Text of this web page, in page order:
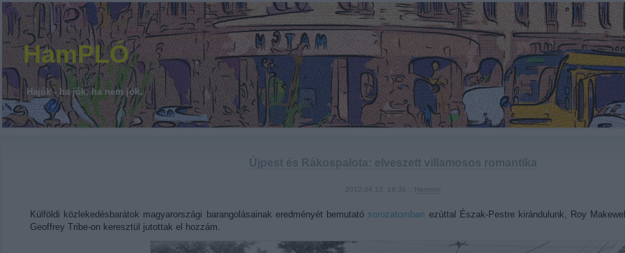
HamPLÓ
Hajók - ha jók, ha nem jók.
Újpest és Rákospalota: elveszett villamosos romantika
2012.04.13. 19:30 :: Hamster
Külföldi közlekedésbarátok magyarországi barangolásainak eredményét bemutató sorozatomban ezúttal Észak-Pestre kirándulunk, Roy
Geoffrey Tribe-on keresztül jutottak el hozzám.